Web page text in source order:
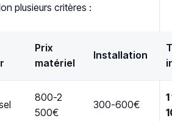
plusieurs critères :
Prix
matériel
Installation
800-2
500€
300-600€